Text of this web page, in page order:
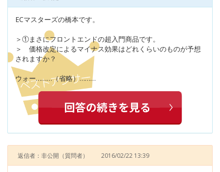
ECマスターズの橋本です。
＞①まさにフロントエンドの超入門商品です。
＞ 価格改定によるマイナス効果はどれくらいのものが予想
されますか？
ウォー………（省略）………
返信者：非公開 （質問者） 2016/02/22 13:39